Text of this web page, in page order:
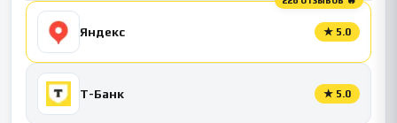
Яндекс ★ 5.0
Т-Банк ★ 5.0